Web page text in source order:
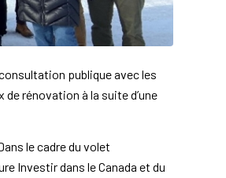
publique avec les
rénovation à la suite d’une
le cadre du volet
Investir dans le Canada et du